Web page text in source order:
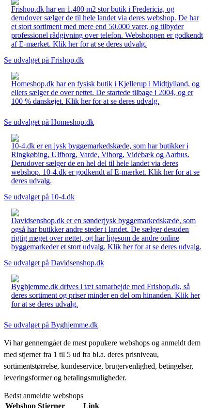
Frishop.dk har en 1.400 m2 stor butik i Fredericia, og
derudover sælger de til hele landet via deres webshop. De har
et stort sortiment med mere end 50.000 varer, og tilbyder
professionel rådgivning over telefon. Webshoppen er godkendt
af E-mærket. Klik her for at se deres udvalg.
Se udvalget på Frishop.dk
Homeshop.dk har en fysisk butik i Kjellerup i Midtjylland, og
ellers sælger de over nettet. De startede tilbage i 2004, og er
100 % danskejet. Klik her for at se deres udvalg.
Se udvalget på Homeshop.dk
10-4.dk er en jysk byggemarkedskæde, som har butikker i
Ringkøbing, Ulfborg, Varde, Viborg, Videbæk og Aarhus.
Derudover sælger de en hel del til hele landet via deres
webshop. 10-4.dk er godkendt af E-mærket. Klik her for at se
deres udvalg.
Se udvalget på 10-4.dk
Davidsenshop.dk er en sønderjysk byggemarkedskæde, som
også har butikker andre steder i landet. De sælger desuden
rigtig meget over nettet, og har ligesom de andre online
byggemarkeder et stort udvalg. Klik her for at se deres udvalg.
Se udvalget på Davidsenshop.dk
Byghjemme.dk drives i tæt samarbejde med Frishop.dk, så
deres sortiment og priser minder en del om hinanden. Klik her
for at se deres udvalg.
Se udvalget på Byghjemme.dk
Vi har gennemgået de mest populære webshops og anmeldt dem
med stjerner fra 1 til 5 ud fra bl.a. deres prisniveau,
sortimentstørrelse, kundeservice, brugervenlighed, betingelser,
leveringsformer og betalingsmuligheder.
Bedst anmeldte webshops
Webshop Stjerner
Link